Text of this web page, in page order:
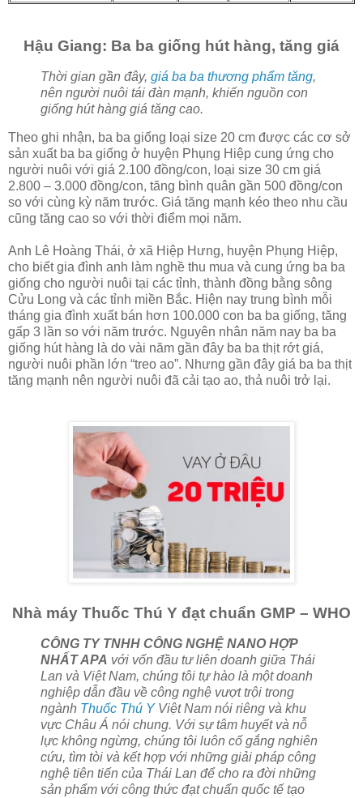
Hậu Giang: Ba ba giống hút hàng, tăng giá
Thời gian gần đây, giá ba ba thương phẩm tăng,
nên người nuôi tái đàn mạnh, khiến nguồn con
giống hút hàng giá tăng cao.
Theo ghi nhận, ba ba giống loại size 20 cm được các cơ sở
sản xuất ba ba giống ở huyện Phụng Hiệp cung ứng cho
người nuôi với giá 2.100 đồng/con, loại size 30 cm giá
2.800 – 3.000 đồng/con, tăng bình quân gần 500 đồng/con
so với cùng kỳ năm trước. Giá tăng mạnh kéo theo nhu cầu
cũng tăng cao so với thời điểm mọi năm.
Anh Lê Hoàng Thái, ở xã Hiệp Hưng, huyện Phụng Hiệp,
cho biết gia đình anh làm nghề thu mua và cung ứng ba ba
giống cho người nuôi tại các tỉnh, thành đồng bằng sông
Cửu Long và các tỉnh miền Bắc. Hiện nay trung bình mỗi
tháng gia đình xuất bán hơn 100.000 con ba ba giống, tăng
gấp 3 lần so với năm trước. Nguyên nhân năm nay ba ba
giống hút hàng là do vài năm gần đây ba ba thịt rớt giá,
người nuôi phần lớn “treo ao”. Nhưng gần đây giá ba ba thịt
tăng mạnh nên người nuôi đã cải tạo ao, thả nuôi trở lại.
Nhà máy Thuốc Thú Y đạt chuẩn GMP – WHO
CÔNG TY TNHH CÔNG NGHỆ NANO HỢP
NHẤT APA với vốn đầu tư liên doanh giữa Thái
Lan và Việt Nam, chúng tôi tự hào là một doanh
nghiệp dẫn đầu về công nghệ vượt trội trong
ngành Thuốc Thú YViệt Nam nói riêng và khu
vực Châu Á nói chung. Với sự tâm huyết và nỗ
lực không ngừng, chúng tôi luôn cố gắng nghiên
cứu, tìm tòi và kết hợp với những giải pháp công
nghệ tiên tiến của Thái Lan để cho ra đời những
sản phẩm với công thức đạt chuẩn quốc tế tạo